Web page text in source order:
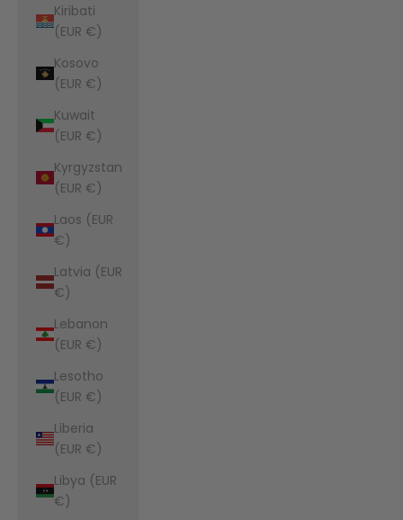
Kiribati
(EUR €)
Kosovo
(EUR €)
Kuwait
(EUR €)
Kyrgyzstan
(EUR €)
Laos (EUR
€)
Latvia (EUR
€)
Lebanon
(EUR €)
Lesotho
(EUR €)
Liberia
(EUR €)
Libya (EUR
€)